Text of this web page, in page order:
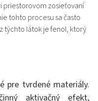
priestorovom zosieťovaní
tohto procesu sa často
týchto látok je fenol, ktorý
pre tvrdené materiály.
aktivačný efekt,